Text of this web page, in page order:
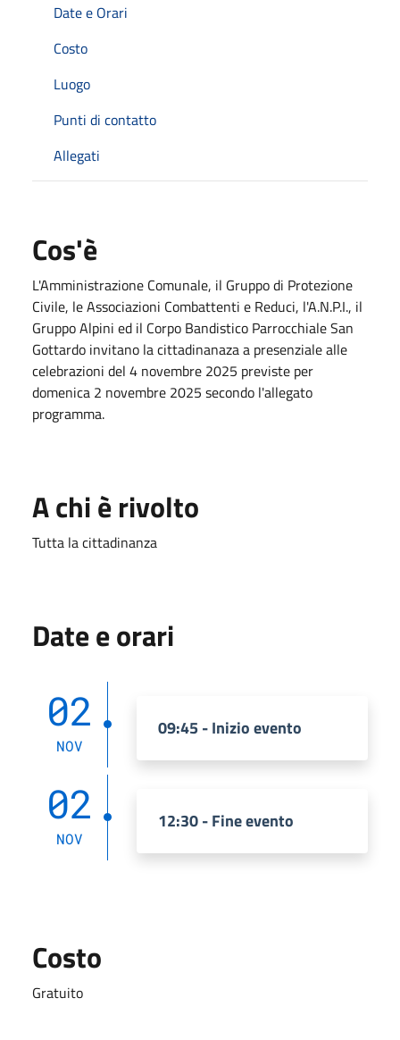
Date e Orari
Costo
Luogo
Punti di contatto
Allegati
Cos'è
L'Amministrazione Comunale, il Gruppo di Protezione
Civile, le Associazioni Combattenti e Reduci, l'A.N.P.I., il
Gruppo Alpini ed il Corpo Bandistico Parrocchiale San
Gottardo invitano la cittadinanaza a presenziale alle
celebrazioni del 4 novembre 2025 previste per
domenica 2 novembre 2025 secondo l'allegato
programma.
A chi è rivolto
Tutta la cittadinanza
Date e orari
02
NOV
09:45 - Inizio evento
02
NOV
12:30 - Fine evento
Costo
Gratuito